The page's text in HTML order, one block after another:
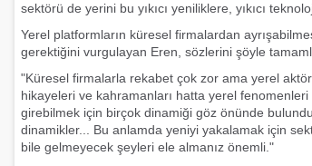
sektörü de yerini bu yıkıcı yeniliklere, yıkıcı
Yerel platformların küresel firmalardan
gerektiğini vurgulayan Eren, sözlerini şöyle
"Küresel firmalarla rekabet çok zor ama yerel
hikayeleri ve kahramanları hatta yerel
girebilmek için birçok dinamiği göz önünde
dinamikler... Bu anlamda yeniyi yakalamak için
bile gelmeyecek şeyleri ele almanız önemli."